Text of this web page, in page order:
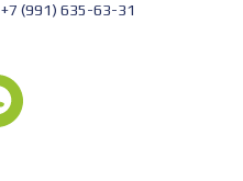
+7 (991) 635-63-31